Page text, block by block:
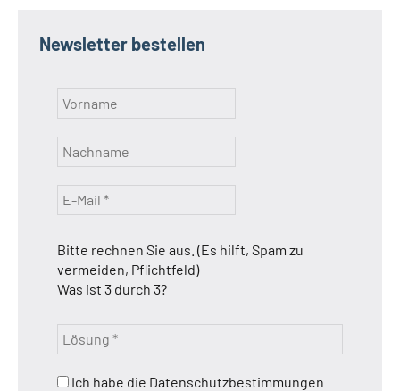
Newsletter bestellen
Bitte rechnen Sie aus. (Es hilft, Spam zu
vermeiden, Pflichtfeld)
Was ist 3 durch 3?
Ich habe die Datenschutzbestimmungen